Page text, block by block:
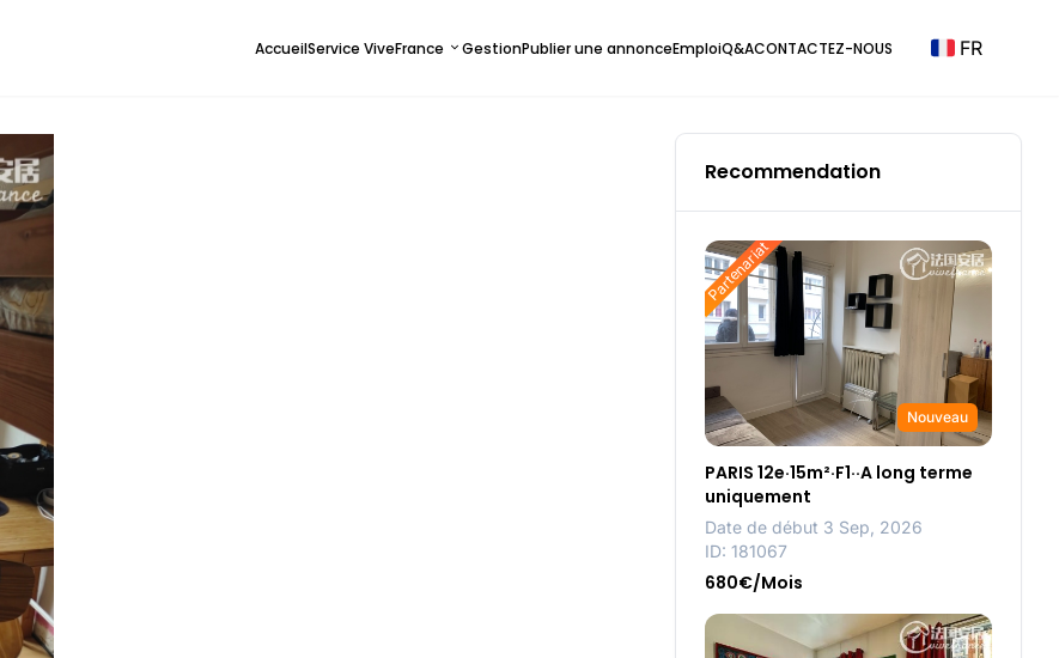
AccueilService ViveFrance GestionPublier une annonceEmploiQ&ACONTACTEZ-NOUS FR
Recommendation
Partenariat
Nouveau
PARIS 12e·15m²·F1··A long terme
uniquement
Date de début 3 Sep, 2026
ID: 181067
680€/Mois